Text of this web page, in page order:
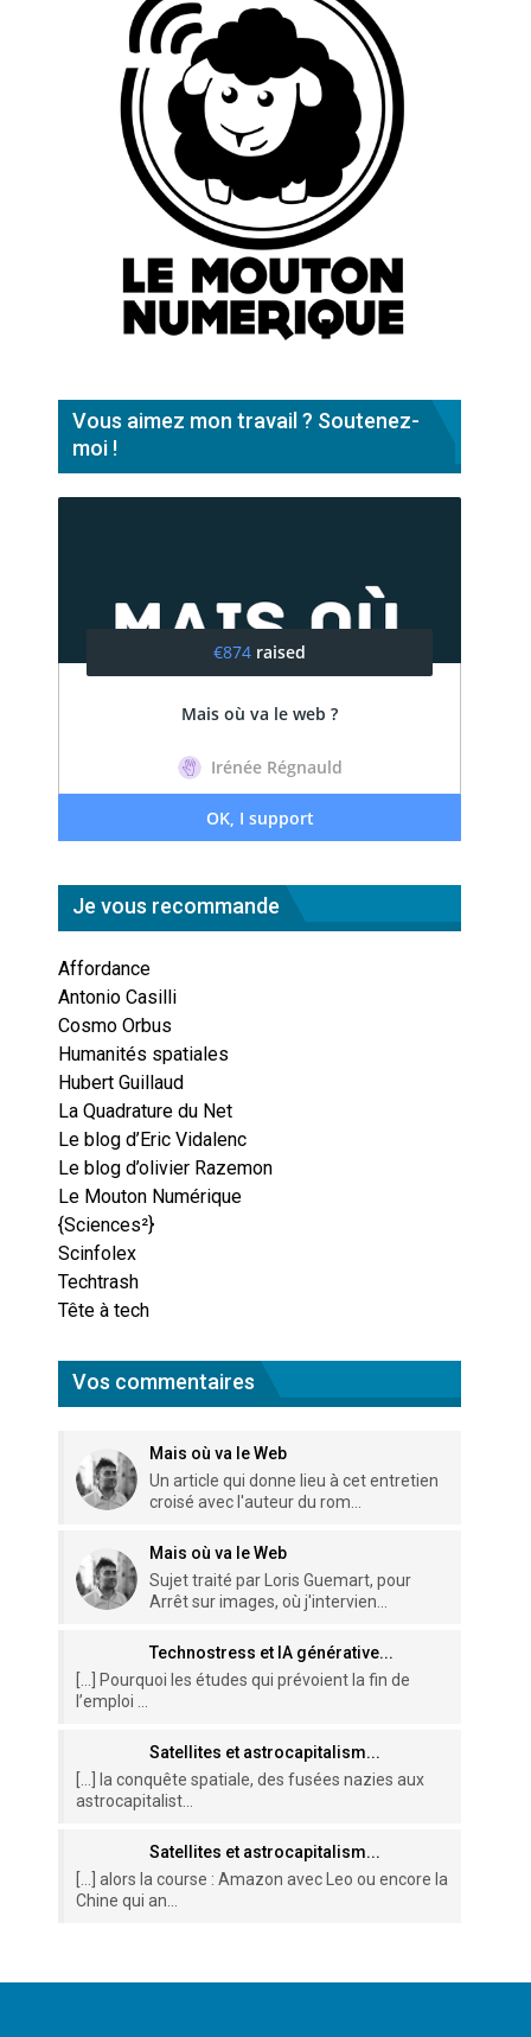
Vous aimez mon travail ? Soutenez-
moi !
Je vous recommande
Affordance
Antonio Casilli
Cosmo Orbus
Humanités spatiales
Hubert Guillaud
La Quadrature du Net
Le blog d’Eric Vidalenc
Le blog d’olivier Razemon
Le Mouton Numérique
{Sciences²}
Scinfolex
Techtrash
Tête à tech
Vos commentaires
Mais où va le Web
Un article qui donne lieu à cet entretien
croisé avec l'auteur du rom...
Mais où va le Web
Sujet traité par Loris Guemart, pour
Arrêt sur images, où j'intervien...
Technostress et IA générative...
[…] Pourquoi les études qui prévoient la fin de
l’emploi ...
Satellites et astrocapitalism...
[…] la conquête spatiale, des fusées nazies aux
astrocapitalist...
Satellites et astrocapitalism...
[…] alors la course : Amazon avec Leo ou encore la
Chine qui an...